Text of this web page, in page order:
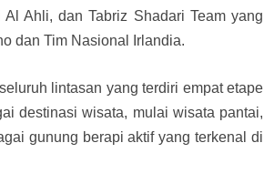
Ahli, dan Tabriz Shadari Team yang
dan Tim Nasional Irlandia.
lintasan yang terdiri empat etape
destinasi wisata, mulai wisata pantai,
gunung berapi aktif yang terkenal di